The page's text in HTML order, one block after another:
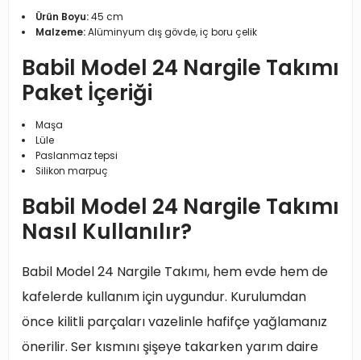
Ürün Boyu:45 cm
Malzeme:Alüminyum dış gövde, iç boru çelik
Babil Model 24 Nargile Takımı
Paket İçeriği
Maşa
Lüle
Paslanmaz tepsi
Silikon marpuç
Babil Model 24 Nargile Takımı
Nasıl Kullanılır?
Babil Model 24 Nargile Takımı, hem evde hem de
kafelerde kullanım için uygundur. Kurulumdan
önce kilitli parçaları vazelinle hafifçe yağlamanız
önerilir. Ser kısmını şişeye takarken yarım daire